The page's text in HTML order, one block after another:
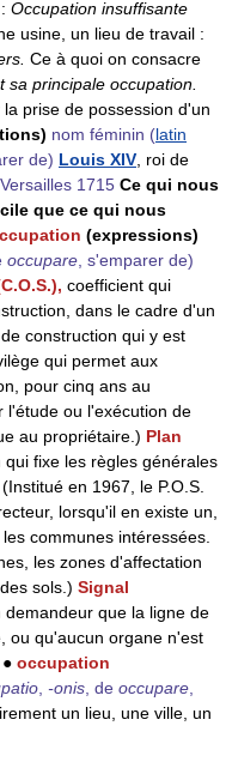
Occupation insuffisante
usine, un lieu de travail :
Ce à quoi on consacre
sa principale occupation.
prise de possession d'un
nom féminin (latin
de) Louis XIV , roi de
1715 Ce qui nous
que ce qui nous
(expressions)
occupare , s'emparer de)
coefficient qui
dans le cadre d'un
construction qui y est
qui permet aux
pour cinq ans au
l'étude ou l'exécution de
au propriétaire.) Plan
qui fixe les règles générales
en 1967, le P.O.S.
lorsqu'il en existe un,
communes intéressées.
les zones d'affectation
sols.) Signal
que la ligne de
ou qu'aucun organe n'est
occupation
-onis , de occupare
un lieu, une ville, un